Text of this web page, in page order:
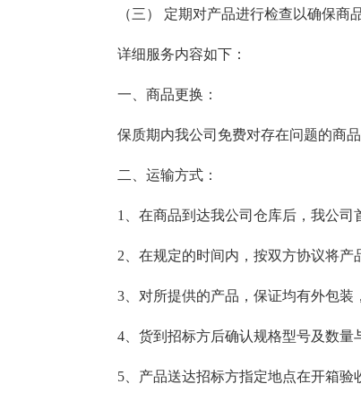
（三） 定期对产品进行检查以确保商
详细服务内容如下：
一、商品更换：
保质期内我公司免费对存在问题的商品
二、运输方式：
1、在商品到达我公司仓库后，我公司
2、在规定的时间内，按双方协议将产
3、对所提供的产品，保证均有外包装
4、货到招标方后确认规格型号及数量
5、产品送达招标方指定地点在开箱验